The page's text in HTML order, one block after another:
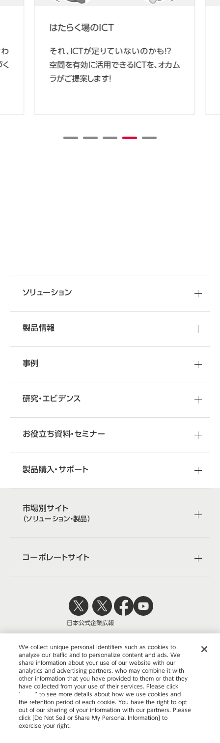
はたらく場のICT
それ、ICTが足りていないのかも！？
空間を有効に活用できるICTを、オカム
ラがご提案します！
さまざまな情報をご提供しています
オフィス移転・改善のことなら
ソリューション
製品情報
事例
研究・エビデンス
お役立ち資料・セミナー
製品購入・サポート
市場別サイト
（ソリューション・製品）
コーポレートサイト
株式会社オカムラ
ウェブサイトのご利用について
プライバシーポリシー
日本公式企業広報
We collect unique personal identifiers such as cookies to
analyze our traffic and to personalize content and ads. We
share information about your use of our website with our
analytics and advertising partners, who may combine it with
other information that you have provided to them or that they
have collected from your use of their services. Please click
"
here" to see more details about how we use cookies and
the retention period of each cookie. You have the right to opt
out of our sharing of your information with our partners. Please
click [Do Not Sell or Share My Personal Information] to
exercise your right.